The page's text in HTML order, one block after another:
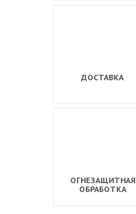
ДОСТАВКА
ОГНЕЗАЩИТНАЯ
ОБРАБОТКА